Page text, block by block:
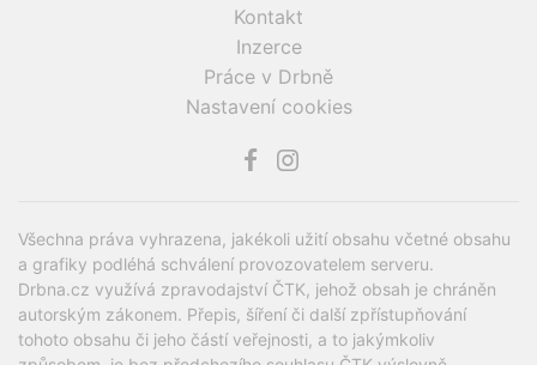
Kontakt
Inzerce
Práce v Drbně
Nastavení cookies
Všechna práva vyhrazena, jakékoli užití obsahu včetné obsahu
a grafiky podléhá schválení provozovatelem serveru.
Drbna.cz využívá zpravodajství ČTK, jehož obsah je chráněn
autorským zákonem. Přepis, šíření či další zpřístupňování
tohoto obsahu či jeho částí veřejnosti, a to jakýmkoliv